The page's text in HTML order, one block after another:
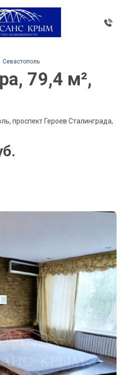
Севастополь
79,4 м²,
проспект Героев Сталинграда,